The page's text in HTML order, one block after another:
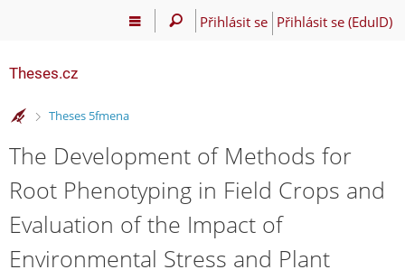
Přihlásit se Přihlásit se (EduID)
Theses.cz
>
Theses 5fmena
The Development of Methods for
Root Phenotyping in Field Crops and
Evaluation of the Impact of
Environmental Stress and Plant